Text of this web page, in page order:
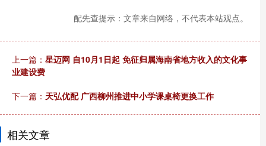
配先查提示：文章来自网络，不代表本站观点。
上一篇： 星迈网 自10月1日起 免征归属海南省地方收入的文化事
业建设费
下一篇： 天弘优配 广西柳州推进中小学课桌椅更换工作
相关文章